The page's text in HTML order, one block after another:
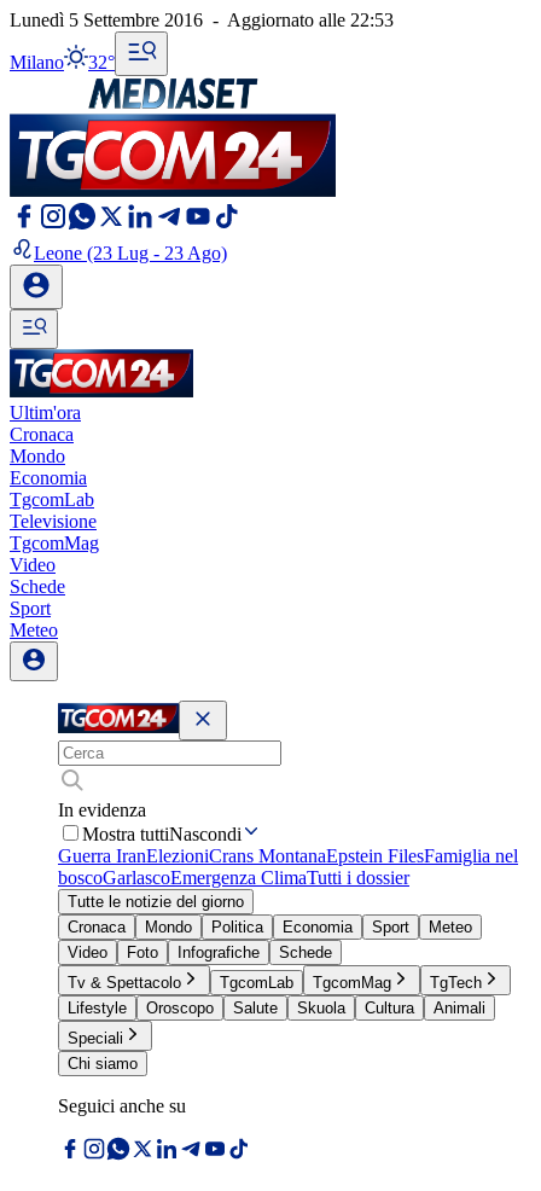
Lunedì 5 Settembre 2016 - Aggiornato alle 22:53
Milano 32°
Leone (23 Lug - 23 Ago)
Ultim'ora
Cronaca
Mondo
Economia
TgcomLab
Televisione
TgcomMag
Video
Schede
Sport
Meteo
In evidenza
Mostra tuttiNascondi
Guerra IranElezioniCrans MontanaEpstein FilesFamiglia nel
boscoGarlascoEmergenza ClimaTutti i dossier
Tutte le notizie del giorno
Cronaca
Mondo Politica Economia Sport
Meteo
Video
Foto Infografiche
Schede
Tv & Spettacolo
TgcomLab TgcomMag
TgTech
Lifestyle
Oroscopo Salute Skuola Cultura
Animali
Speciali
Chi siamo
Seguici anche su